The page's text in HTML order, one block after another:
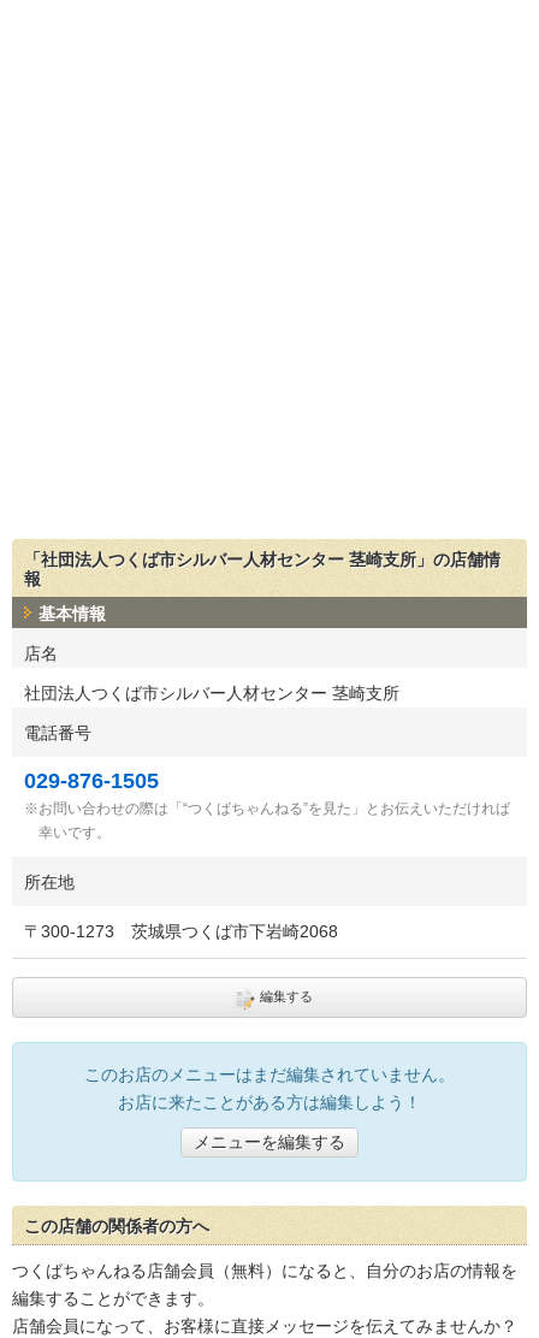
「社団法人つくば市シルバー人材センター 茎崎支所」の店舗情
報
基本情報
店名
社団法人つくば市シルバー人材センター 茎崎支所
電話番号
029-876-1505
お問い合わせの際は「“つくばちゃんねる”を見た」とお伝えいただければ
幸いです。
所在地
〒 300-1273 茨城県つくば市下岩崎2068
編集する
このお店のメニューはまだ編集されていません。
お店に来たことがある方は編集しよう！
メニューを編集する
この店舗の関係者の方へ
つくばちゃんねる店舗会員（無料）になると、自分のお店の情報を
編集することができます。
店舗会員になって、お客様に直接メッセージを伝えてみませんか？